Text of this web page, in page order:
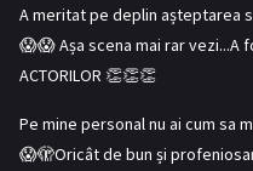
s
:
A meritat pe deplin așteptarea
😱😱 Așa scena mai rar vezi...A
ACTORILOR 👏👏👏
Pe mine personal nu ai cum sa
😱🫣Oricât de bun și